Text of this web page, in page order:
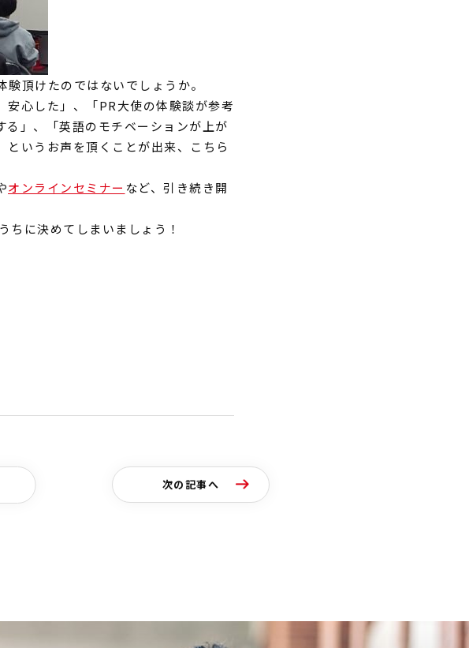
験頂けたのではないでしょうか。
安心した」、「PR大使の体験談が参考
る」、「英語のモチベーションが上が
いうお声を頂くことが出来、 こちら
オンラインセミナー など、 引き続き開
ちに決めてしまいましょう！
次の記事へ